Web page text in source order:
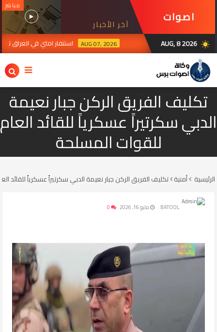
اصوات
برس
آخر الأخبار
مباشر
wb_sunny
AUG, 8 2026
AUG 07, 2026 استنفار امتي في العراق ترقبا لرد
تكليف الفريق الركن جبار نعيمة
الدبي سكرتيراً عسكرياً للقائد العام
للقوات المسلحة
الرئيسية أمنية تكليف الفريق الركن جبار نعيمة الدبي سكرتيراً عسكرياً للقائد
BATOOL مايو 16, 2026